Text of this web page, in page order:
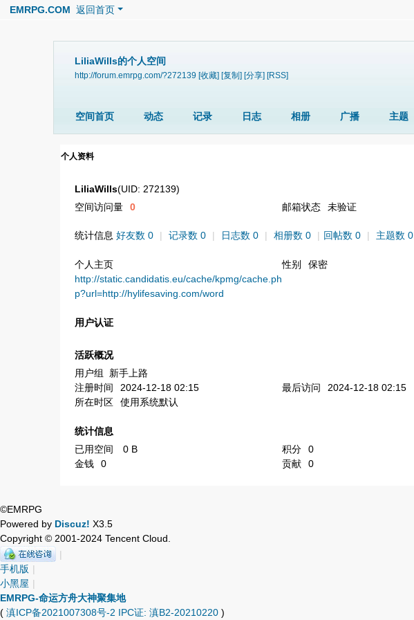
EMRPG.COM 返回首页
LiliaWills的个人空间
http://forum.emrpg.com/?272139 [收藏] [复制] [分享] [RSS]
空间首页 动态 记录 日志 相册 广播 主题
个人资料
LiliaWills(UID: 272139)
空间访问量
0 邮箱状态 未验证
统计信息 好友数 0 | 记录数 0 | 日志数 0 | 相册数 0 | 回帖数 0 | 主题数 0
个人主页
http://static.candidatis.eu/cache/kpmg/cache.ph
p?url=http://hylifesaving.com/word
性别 保密
用户认证
活跃概况
用户组 新手上路
注册时间
2024-12-18 02:15 最后访问 2024-12-18 02:15
所在时区
使用系统默认
统计信息
已用空间
0 B 积分 0
金钱
0 贡献 0
©EMRPG
Powered by Discuz! X3.5
Copyright © 2001-2024 Tencent Cloud.
|
手机版 |
小黑屋 |
EMRPG-命运方舟大神聚集地
( 滇ICP备2021007308号-2 IPC证: 滇B2-20210220 )